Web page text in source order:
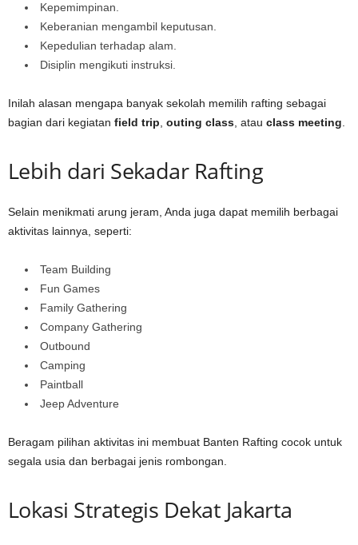
Kepemimpinan.
Keberanian mengambil keputusan.
Kepedulian terhadap alam.
Disiplin mengikuti instruksi.
Inilah alasan mengapa banyak sekolah memilih rafting sebagai
bagian dari kegiatan field trip outing class , atau class meeting
Lebih dari Sekadar Rafting
Selain menikmati arung jeram, Anda juga dapat memilih berbagai
aktivitas lainnya, seperti:
Team Building
Fun Games
Family Gathering
Company Gathering
Outbound
Camping
Paintball
Jeep Adventure
Beragam pilihan aktivitas ini membuat Banten Rafting cocok untuk
segala usia dan berbagai jenis rombongan.
Lokasi Strategis Dekat Jakarta